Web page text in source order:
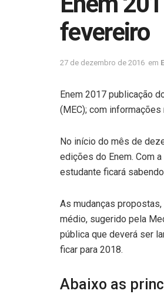
fevereiro
27 de dezembro de 2016 em
Enem 2017 publicação
(MEC); com
No início do mês de
edições do Enem. Com
estudante ficará
As mudanças
médio, sugerido pela
pública que deverá ser
ficar para 2018.
Abaixo as